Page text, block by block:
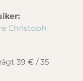
Christoph
39 € / 35